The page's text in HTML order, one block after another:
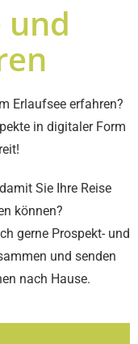
und
Erlaufsee erfahren?
in digitaler Form
Sie Ihre Reise
können?
gerne Prospekt- und
und senden
nach Hause.